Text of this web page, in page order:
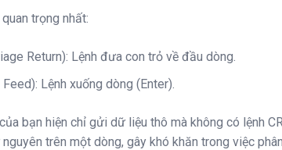
trọng nhất:
Return): Lệnh đưa con trỏ về đầu dòng.
Lệnh xuống dòng (Enter).
bạn hiện chỉ gửi dữ liệu thô mà không có lệnh
nguyên trên một dòng, gây khó khăn trong việc